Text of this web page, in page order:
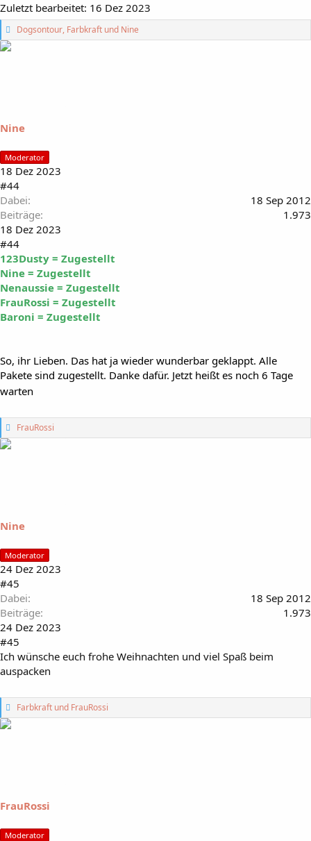
Zuletzt bearbeitet: 16 Dez 2023
G
e
r
Dogsontour, Farbkraftund Nine
Nine
Moderator
18 Dez 2023
#44
Dabei
18 Sep 2012
Beiträge
1.973
18 Dez 2023
#44
123Dusty = Zugestellt
Nine = Zugestellt
Nenaussie = Zugestellt
FrauRossi = Zugestellt
Baroni = Zugestellt
So, ihr Lieben. Das hat ja wieder wunderbar geklappt. Alle
Pakete sind zugestellt. Danke dafür. Jetzt heißt es noch 6 Tage
warten
G
e
r
FrauRossi
Nine
Moderator
24 Dez 2023
#45
Dabei
18 Sep 2012
Beiträge
1.973
24 Dez 2023
#45
Ich wünsche euch frohe Weihnachten und viel Spaß beim
auspacken
G
e
r
Farbkraftund FrauRossi
FrauRossi
Moderator